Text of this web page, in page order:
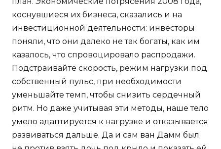
коснувшиеся их бизнеса, сказались и на
инвестиционной деятельности: инвесторы
поняли, что они далеко не так богаты, как им
казалось, что спровоцировало распродажи.
Подстраивайте скорость, режим нагрузки под
собственный пульс, при необходимости
уменьшайте темп, чтобы снизить сердечный
ритм. Но даже учитывая эти методы, наше тело
умело адаптируется к нагрузке и отказывается
развиваться дальше. Да и сам ван Дамм был